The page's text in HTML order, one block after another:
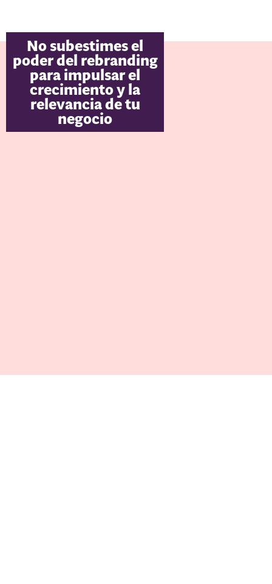
No subestimes el
poder del rebranding
para impulsar el
crecimiento y la
relevancia de tu
negocio